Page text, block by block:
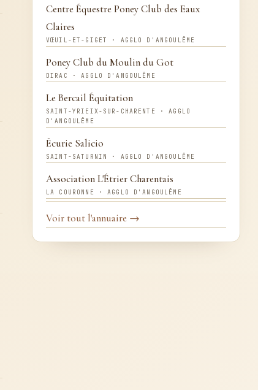
Centre Équestre Poney Club des Eaux
Claires
VŒUIL-ET-GIGET · AGGLO D'ANGOULÊME
Poney Club du Moulin du Got
DIRAC · AGGLO D'ANGOULÊME
Le Bercail Équitation
SAINT-YRIEIX-SUR-CHARENTE · AGGLO
D'ANGOULÊME
Écurie Salicio
SAINT-SATURNIN · AGGLO D'ANGOULÊME
Association L'Étrier Charentais
LA COURONNE · AGGLO D'ANGOULÊME
Voir tout l'annuaire →